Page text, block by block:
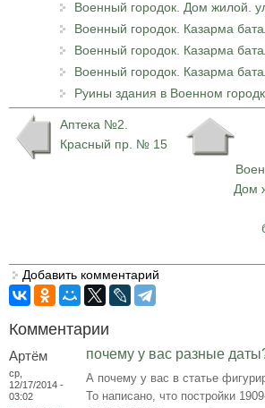
Военный городок. Дом жилой.
Военный городок. Казарма
Военный городок. Казарма
Военный городок. Казарма
Руины здания в Военном
Аптека №2.
Красный пр. № 15
Дом
Добавить комментарий
Комментарии
Артём
ср,
12/17/2014 -
03:02
почему у вас разные
А почему у вас в статье
То написано, что постройки